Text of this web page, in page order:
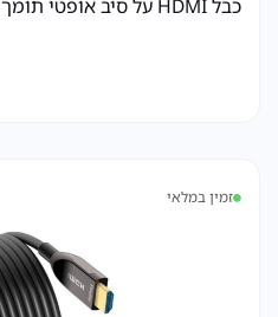
כבל HDMI על סיב אופטי תומך 8K HDR באורך 30 מטר
זמין במלאי